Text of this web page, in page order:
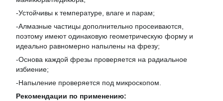
-Устойчивы к температуре, влаге и парам;
-Алмазные частицы дополнительно просеиваются,
поэтому имеют одинаковую геометрическую форму и
идеально равномерно напылены на фрезу;
-Основа каждой фрезы проверяется на радиальное
избиение;
-Напыление проверяется под микроскопом.
Рекомендации по применению: